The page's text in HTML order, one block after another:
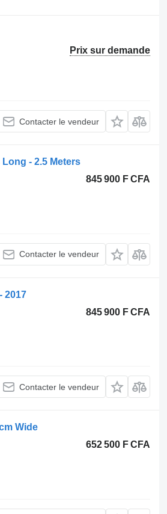
Prix sur demande
Contacter le vendeur
- 2.5 Meters
845 900 F CFA
Contacter le vendeur
2017
845 900 F CFA
Contacter le vendeur
Wide
652 500 F CFA